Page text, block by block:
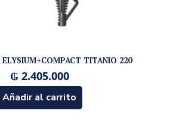
ELYSIUM+COMPACT TITANIO 220
₲2.405.000
Añadir al carrito